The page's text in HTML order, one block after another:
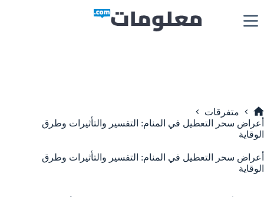
إلى
المحتوى
الرئيسية
متفرقات
أعراض سحر التعطيل في المنام: التفسير والتأثيرات وطرق
الوقاية
أعراض سحر التعطيل في المنام: التفسير والتأثيرات وطرق
الوقاية